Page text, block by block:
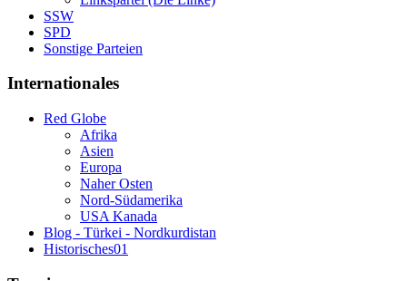
SSW
SPD
Sonstige Parteien
Internationales
Red Globe
Afrika
Asien
Europa
Naher Osten
Nord-Südamerika
USA Kanada
Blog - Türkei - Nordkurdistan
Historisches01